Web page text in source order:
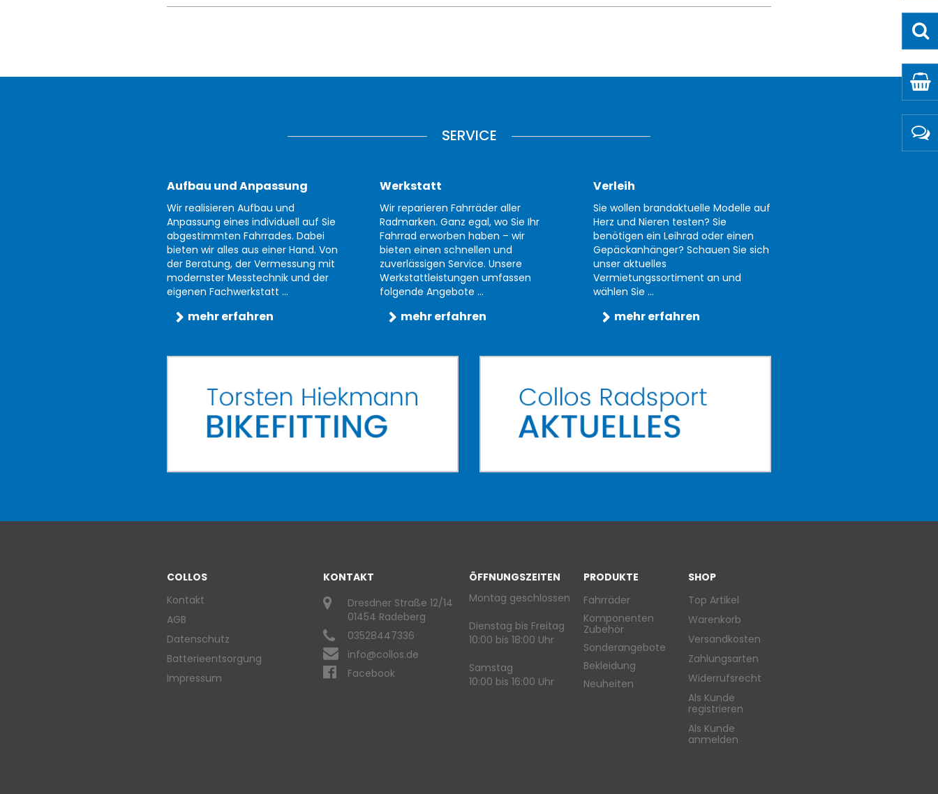
SERVICE
Aufbau und Anpassung
Wir realisieren Aufbau und
Anpassung eines individuell auf Sie
abgestimmten Fahrrades. Dabei
bieten wir alles aus einer Hand. Von
der Beratung, der Vermessung mit
modernster Messtechnik und der
eigenen Fachwerkstatt ...
mehr erfahren
Werkstatt
Wir reparieren Fahrräder aller
Radmarken. Ganz egal, wo Sie Ihr
Fahrrad erworben haben – wir
bieten einen schnellen und
zuverlässigen Service. Unsere
Werkstattleistungen umfassen
folgende Angebote ...
mehr erfahren
Verleih
Sie wollen brandaktuelle Modelle auf
Herz und Nieren testen? Sie
benötigen ein Leihrad oder einen
Gepäckanhänger? Schauen Sie sich
unser aktuelles
Vermietungssortiment an und
wählen Sie ...
mehr erfahren
COLLOS
Kontakt
AGB
Datenschutz
Batterieentsorgung
Impressum
KONTAKT
Dresdner Straße 12/14
01454 Radeberg
03528447336
info@collos.de
Facebook
ÖFFNUNGSZEITEN
Montag geschlossen
Dienstag bis Freitag
10:00 bis 18:00 Uhr
Samstag
10:00 bis 16:00 Uhr
PRODUKTE
Fahrräder
Komponenten
Zubehör
Sonderangebote
Bekleidung
Neuheiten
SHOP
Top Artikel
Warenkorb
Versandkosten
Zahlungsarten
Widerrufsrecht
Als Kunde
registrieren
Als Kunde
anmelden